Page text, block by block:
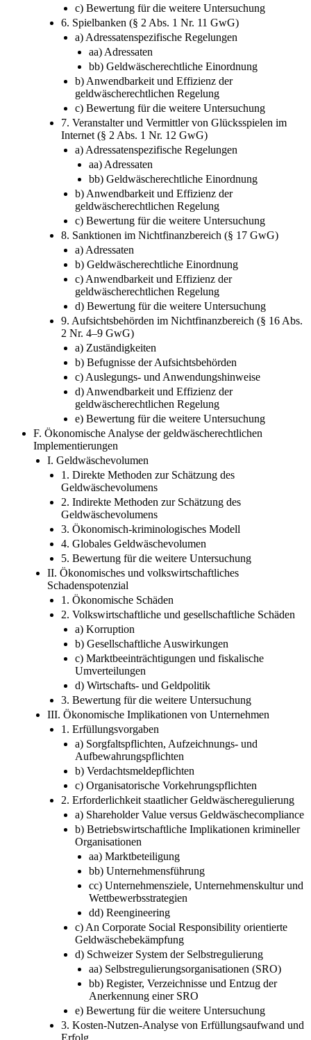
c) Bewertung für die weitere Untersuchung
6. Spielbanken (§ 2 Abs. 1 Nr. 11 GwG)
a) Adressatenspezifische Regelungen
aa) Adressaten
bb) Geldwäscherechtliche Einordnung
b) Anwendbarkeit und Effizienz der
geldwäscherechtlichen Regelung
c) Bewertung für die weitere Untersuchung
7. Veranstalter und Vermittler von Glücksspielen im
Internet (§ 2 Abs. 1 Nr. 12 GwG)
a) Adressatenspezifische Regelungen
aa) Adressaten
bb) Geldwäscherechtliche Einordnung
b) Anwendbarkeit und Effizienz der
geldwäscherechtlichen Regelung
c) Bewertung für die weitere Untersuchung
8. Sanktionen im Nichtfinanzbereich (§ 17 GwG)
a) Adressaten
b) Geldwäscherechtliche Einordnung
c) Anwendbarkeit und Effizienz der
geldwäscherechtlichen Regelung
d) Bewertung für die weitere Untersuchung
9. Aufsichtsbehörden im Nichtfinanzbereich (§ 16 Abs.
2 Nr. 4–9 GwG)
a) Zuständigkeiten
b) Befugnisse der Aufsichtsbehörden
c) Auslegungs- und Anwendungshinweise
d) Anwendbarkeit und Effizienz der
geldwäscherechtlichen Regelung
e) Bewertung für die weitere Untersuchung
F. Ökonomische Analyse der geldwäscherechtlichen
Implementierungen
I. Geldwäschevolumen
1. Direkte Methoden zur Schätzung des
Geldwäschevolumens
2. Indirekte Methoden zur Schätzung des
Geldwäschevolumens
3. Ökonomisch-kriminologisches Modell
4. Globales Geldwäschevolumen
5. Bewertung für die weitere Untersuchung
II. Ökonomisches und volkswirtschaftliches
Schadenspotenzial
1. Ökonomische Schäden
2. Volkswirtschaftliche und gesellschaftliche Schäden
a) Korruption
b) Gesellschaftliche Auswirkungen
c) Marktbeeinträchtigungen und fiskalische
Umverteilungen
d) Wirtschafts- und Geldpolitik
3. Bewertung für die weitere Untersuchung
III. Ökonomische Implikationen von Unternehmen
1. Erfüllungsvorgaben
a) Sorgfaltspflichten, Aufzeichnungs- und
Aufbewahrungspflichten
b) Verdachtsmeldepflichten
c) Organisatorische Vorkehrungspflichten
2. Erforderlichkeit staatlicher Geldwäscheregulierung
a) Shareholder Value versus Geldwäschecompliance
b) Betriebswirtschaftliche Implikationen krimineller
Organisationen
aa) Marktbeteiligung
bb) Unternehmensführung
cc) Unternehmensziele, Unternehmenskultur und
Wettbewerbsstrategien
dd) Reengineering
c) An Corporate Social Responsibility orientierte
Geldwäschebekämpfung
d) Schweizer System der Selbstregulierung
aa) Selbstregulierungsorganisationen (SRO)
bb) Register, Verzeichnisse und Entzug der
Anerkennung einer SRO
e) Bewertung für die weitere Untersuchung
3. Kosten-Nutzen-Analyse von Erfüllungsaufwand und
Erfolg